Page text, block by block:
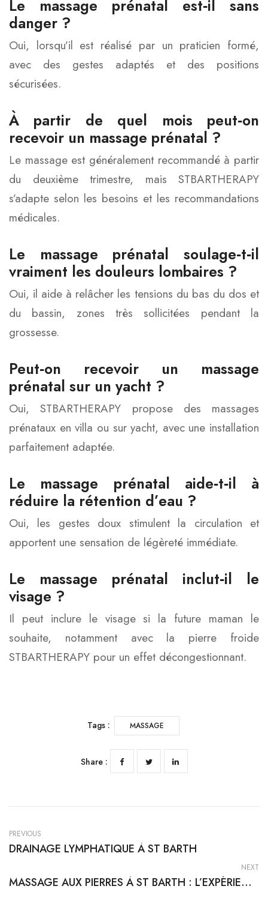
Le massage prénatal est‑il sans
danger ?
Oui, lorsqu’il est réalisé par un praticien formé,
avec des gestes adaptés et des positions
sécurisées.
À partir de quel mois peut‑on
recevoir un massage prénatal ?
Le massage est généralement recommandé à partir
du deuxième trimestre, mais STBARTHERAPY
s’adapte selon les besoins et les recommandations
médicales.
Le massage prénatal soulage‑t‑il
vraiment les douleurs lombaires ?
Oui, il aide à relâcher les tensions du bas du dos et
du bassin, zones très sollicitées pendant la
grossesse.
Peut‑on recevoir un massage
prénatal sur un yacht ?
Oui, STBARTHERAPY propose des massages
prénataux en villa ou sur yacht, avec une installation
parfaitement adaptée.
Le massage prénatal aide‑t‑il à
réduire la rétention d’eau ?
Oui, les gestes doux stimulent la circulation et
apportent une sensation de légèreté immédiate.
Le massage prénatal inclut‑il le
visage ?
Il peut inclure le visage si la future maman le
souhaite, notamment avec la pierre froide
STBARTHERAPY pour un effet décongestionnant.
Tags : MASSAGE
Share :
PREVIOUS
DRAINAGE LYMPHATIQUE À ST BARTH
NEXT
MASSAGE AUX PIERRES À ST BARTH : L’EXPÉRIENCE BIEN‑ÊTRE ICONIQUE